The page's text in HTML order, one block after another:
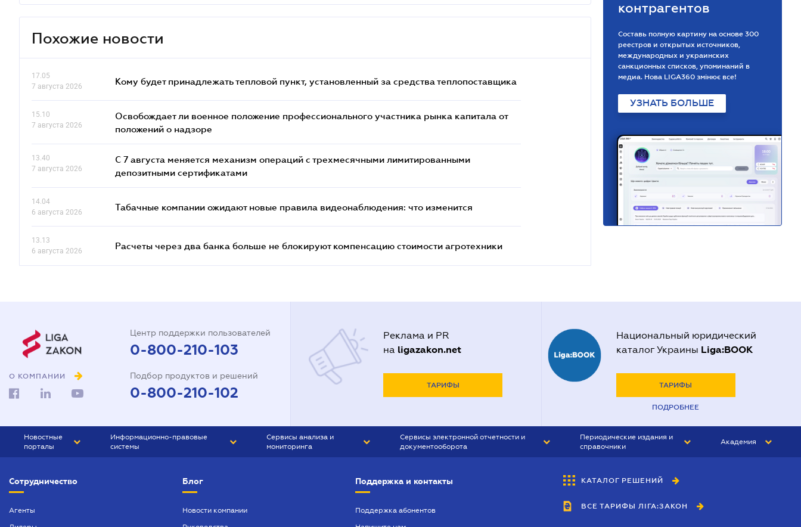
Похожие новости
17.05
7 августа 2026
Кому будет принадлежать тепловой пункт, установленный за средства теплопоставщика
15.10
7 августа 2026
Освобождает ли военное положение профессионального участника рынка капитала от
положений о надзоре
13.40
7 августа 2026
С 7 августа меняется механизм операций с трехмесячными лимитированными
депозитными сертификатами
14.04
6 августа 2026
Табачные компании ожидают новые правила видеонаблюдения: что изменится
13.13
6 августа 2026
Расчеты через два банка больше не блокируют компенсацию стоимости агротехники
контрагентов
Составь полную картину на основе 300
реестров и открытых источников,
международных и украинских
санкционных списков, упоминаний в
медиа. Нова LIGA360 змінює все!
УЗНАТЬ БОЛЬШЕ
О КОМПАНИИ
Центр поддержки пользователей
0-800-210-103
Подбор продуктов и решений
0-800-210-102
Реклама и PR
на ligazakon.net
ТАРИФЫ
Национальный юридический
каталог Украины Liga:BOOK
ТАРИФЫ
ПОДРОБНЕЕ
Новостные
порталы
БИЗНЕС
Информационно-правовые
системы
Сервисы анализа и
мониторинга
Сервисы электронной отчетности и
документооборота
Периодические издания и
справочники
БУХГАЛТЕР&ЗАКОН
ВЕСТНИК МСФО
Академия
Сотрудничество
Агенты
Блог
Новости компании
Поддержка и контакты
Поддержка абонентов
КАТАЛОГ РЕШЕНИЙ
ВСЕ ТАРИФЫ ЛІГА:ЗАКОН